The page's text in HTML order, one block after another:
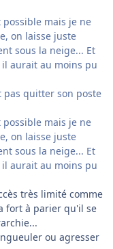
possible mais je ne
on laisse juste
sous la neige... Et
aurait au moins pu
pas quitter son poste
possible mais je ne
on laisse juste
sous la neige... Et
aurait au moins pu
très limité comme
fort à parier qu'il se
ou agresser